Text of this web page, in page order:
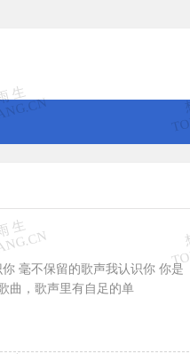
毫不保留的歌声我认识你 你是
曲，歌声里有自足的单